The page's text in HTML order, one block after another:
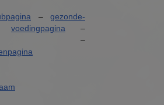
– gezonde-
voedingpagina –
–